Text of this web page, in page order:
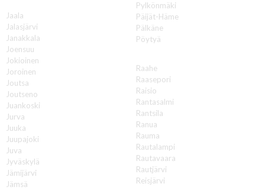
Jaala
Jalasjärvi
Janakkala
Joensuu
Jokioinen
Joroinen
Joutsa
Joutseno
Juankoski
Jurva
Juuka
Juupajoki
Juva
Jyväskylä
Jämijärvi
Jämsä
Pylkönmäki
Päijät-Häme
Pälkäne
Pöytyä
Raahe
Raasepori
Raisio
Rantasalmi
Rantsila
Ranua
Rauma
Rautalampi
Rautavaara
Rautjärvi
Reisjärvi